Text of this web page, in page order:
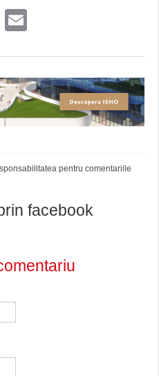
WhatsApp
pentru comentariile
facebook